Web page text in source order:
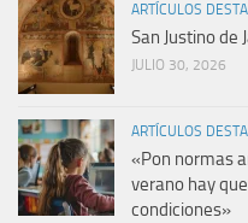
ARTÍCULOS
San Justino de
JULIO 30, 2026
ARTÍCULOS
«Pon normas
verano hay
condiciones»